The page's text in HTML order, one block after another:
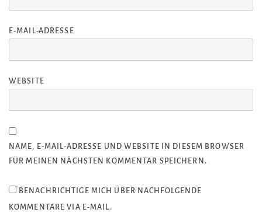
E-MAIL-ADRESSE
WEBSITE
NAME, E-MAIL-ADRESSE UND WEBSITE IN DIESEM BROWSER
FÜR MEINEN NÄCHSTEN KOMMENTAR SPEICHERN.
BENACHRICHTIGE MICH ÜBER NACHFOLGENDE
KOMMENTARE VIA E-MAIL.